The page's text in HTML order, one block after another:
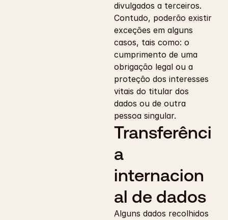
divulgados a terceiros.
Contudo, poderão existir
exceções em alguns
casos, tais como: o
cumprimento de uma
obrigação legal ou a
proteção dos interesses
vitais do titular dos
dados ou de outra
pessoa singular.
Transferênci
a
internacion
al de dados
Alguns dados recolhidos